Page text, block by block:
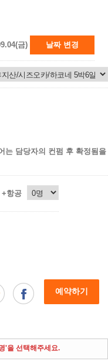
금) 날짜 변경
는 담당자의 컨펌 후 확정됨을
+항공
예약하기
'을 선택해주세요.